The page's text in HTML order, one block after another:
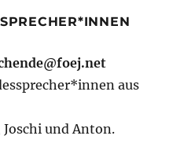
aus
Joschi und Anton.